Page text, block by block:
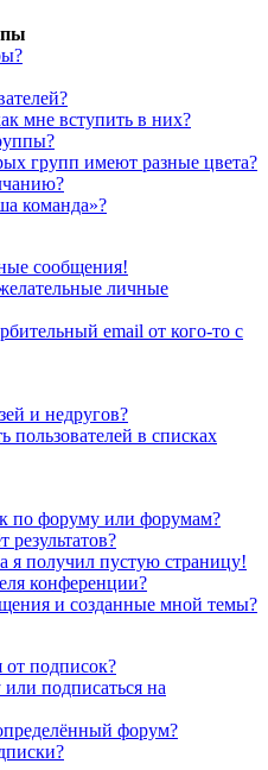
мне вступить в них?
групп имеют разные цвета?
команда»?
сообщения!
личные
email от кого-то с
и недругов?
пользователей в списках
по форуму или форумам?
я получил пустую страницу!
конференции?
и созданные мной темы?
от подписок?
или подписаться на
форум?